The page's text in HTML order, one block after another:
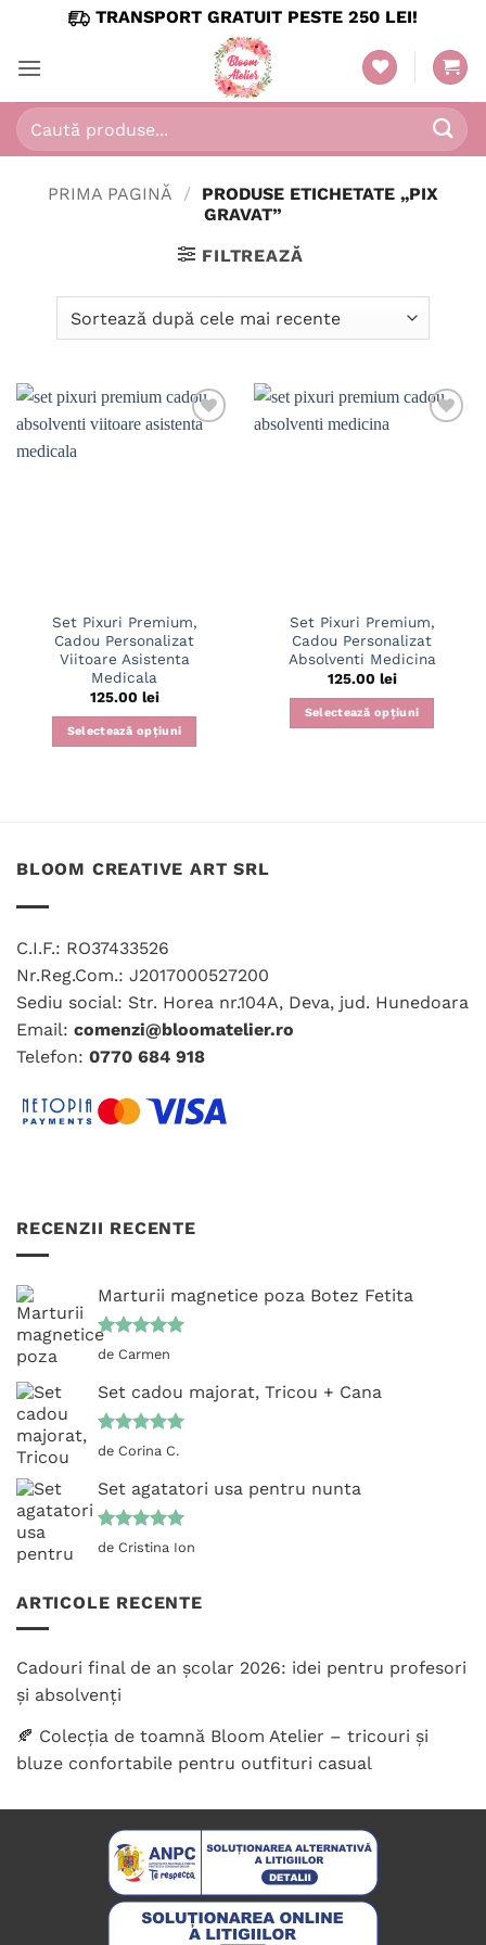
content
TRANSPORT GRATUIT PESTE 250 LEI!
Caută
după:
PRIMA PAGINĂ /
PRODUSE ETICHETATE „PIX
GRAVAT”
FILTREAZĂ
Set Pixuri Premium,
Cadou Personalizat
Viitoare Asistenta
Medicala
125.00 lei
Selectează opțiuni
Set Pixuri Premium,
Cadou Personalizat
Absolventi Medicina
125.00 lei
Selectează opțiuni
BLOOM CREATIVE ART SRL
C.I.F.: RO37433526
Nr.Reg.Com.: J2017000527200
Sediu social: Str. Horea nr.104A, Deva, jud. Hunedoara
Email: comenzi@bloomatelier.ro
Telefon: 0770 684 918
RECENZII RECENTE
Marturii magnetice poza Botez Fetita
Evaluat la
de Carmen
Set cadou majorat, Tricou + Cana
Evaluat la
de Corina C.
Set agatatori usa pentru nunta
Evaluat la
de Cristina Ion
ARTICOLE RECENTE
Cadouri final de an școlar 2026: idei pentru profesori
și absolvenți
🍂 Colecția de toamnă Bloom Atelier – tricouri și
bluze confortabile pentru outfituri casual